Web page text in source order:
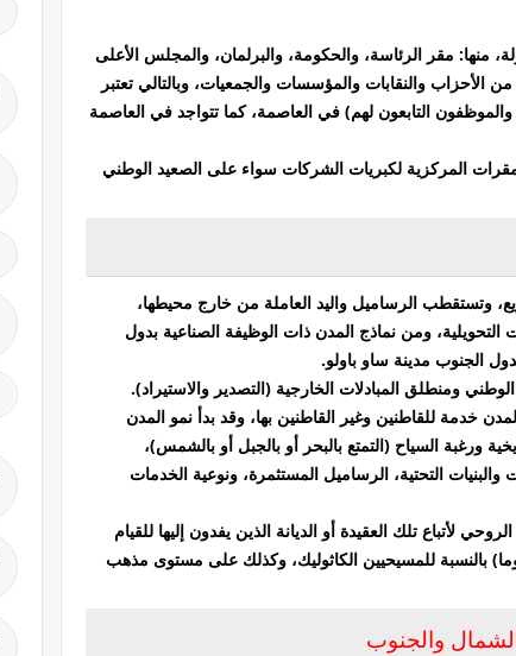
منها: مقر الرئاسة، والحكومة، والبرلمان، والمجلس الأعلى
الأحزاب والنقابات والمؤسسات والجمعيات، وبالتالي تعتبر
والموظفون التابعون لهم) في العاصمة، كما تتواجد في العاصمة
المركزية لكبريات الشركات سواء على الصعيد الوطني
وتستقطب الرساميل واليد العاملة من خارج محيطها،
ومن نماذج المدن ذات الوظيفة الصناعية بدول
الجنوب مدينة ساو باولو.
ومنطلق المبادلات الخارجية (التصدير والاستيراد).
خدمة للقاطنين وغير القاطنين بها، وقد بدأ نمو المدن
التحتية، الرساميل المستثمرة، ونوعية الخدمات
لأتباع تلك العقيدة أو الديانة الذين يفدون إليها للقيام
بالنسبة للمسيحيين الكاثوليك، وكذلك على مستوى مذهب
والجنوب